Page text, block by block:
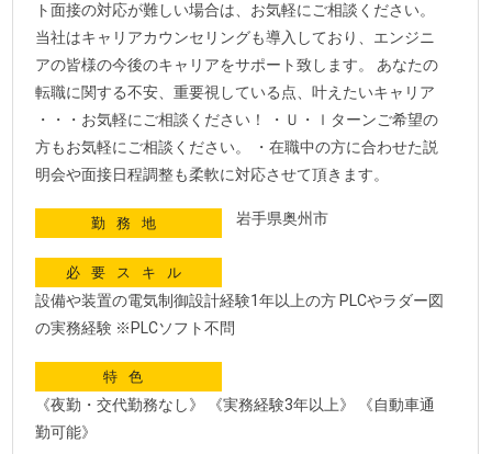
ト面接の対応が難しい場合は、お気軽にご相談ください。
当社はキャリアカウンセリングも導入しており、エンジニ
アの皆様の今後のキャリアをサポート致します。 あなたの
転職に関する不安、重要視している点、叶えたいキャリア
・・・お気軽にご相談ください！ ・Ｕ・ｌターンご希望の
方もお気軽にご相談ください。 ・在職中の方に合わせた説
明会や面接日程調整も柔軟に対応させて頂きます。
勤務地 岩手県奥州市
必要スキル
設備や装置の電気制御設計経験1年以上の方 PLCやラダー図
の実務経験 ※PLCソフト不問
特色
《夜勤・交代勤務なし》 《実務経験3年以上》 《自動車通
勤可能》